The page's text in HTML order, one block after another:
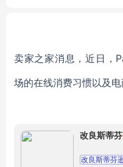
卖家之家消息，近日，
场的在线消费习惯以及电
改良斯蒂芬
改良斯蒂芬